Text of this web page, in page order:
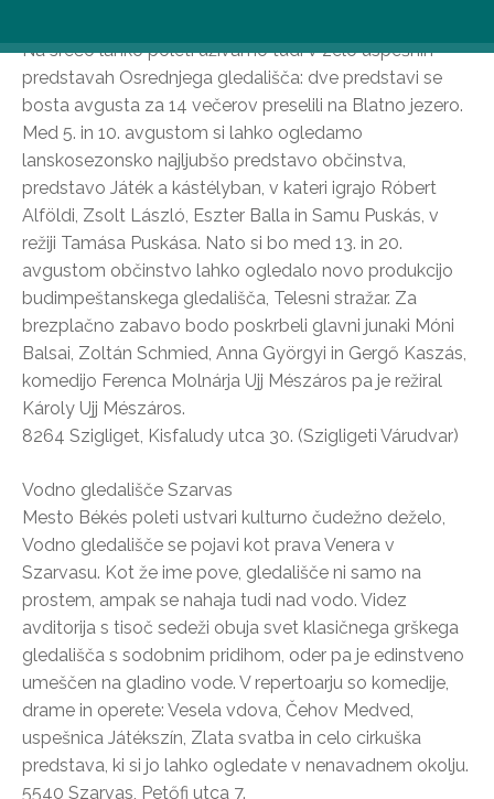
Na srečo lahko poleti uživamo tudi v zelo uspešnih
predstavah Osrednjega gledališča: dve predstavi se
bosta avgusta za 14 večerov preselili na Blatno jezero.
Med 5. in 10. avgustom si lahko ogledamo
lanskosezonsko najljubšo predstavo občinstva,
predstavo Játék a kástélyban, v kateri igrajo Róbert
Alföldi, Zsolt László, Eszter Balla in Samu Puskás, v
režiji Tamása Puskása. Nato si bo med 13. in 20.
avgustom občinstvo lahko ogledalo novo produkcijo
budimpeštanskega gledališča, Telesni stražar. Za
brezplačno zabavo bodo poskrbeli glavni junaki Móni
Balsai, Zoltán Schmied, Anna Györgyi in Gergő Kaszás,
komedijo Ferenca Molnárja Ujj Mészáros pa je režiral
Károly Ujj Mészáros.
8264 Szigliget, Kisfaludy utca 30. (Szigligeti Várudvar)
Vodno gledališče Szarvas
Mesto Békés poleti ustvari kulturno čudežno deželo,
Vodno gledališče se pojavi kot prava Venera v
Szarvasu. Kot že ime pove, gledališče ni samo na
prostem, ampak se nahaja tudi nad vodo. Videz
avditorija s tisoč sedeži obuja svet klasičnega grškega
gledališča s sodobnim pridihom, oder pa je edinstveno
umeščen na gladino vode. V repertoarju so komedije,
drame in operete: Vesela vdova, Čehov Medved,
uspešnica Játékszín, Zlata svatba in celo cirkuška
predstava, ki si jo lahko ogledate v nenavadnem okolju.
5540 Szarvas, Petőfi utca 7.